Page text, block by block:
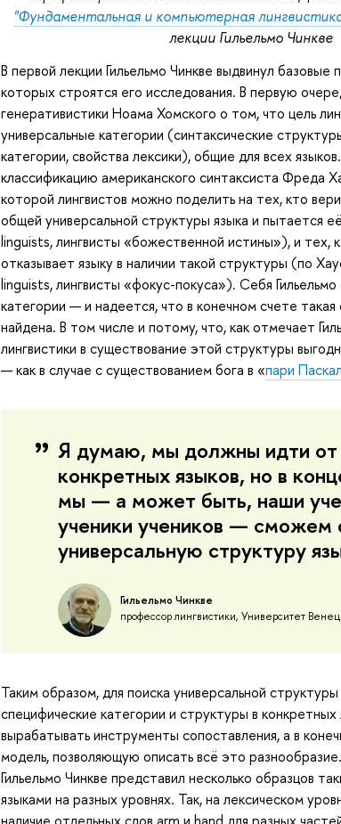
"Фундаментальная и компьютерная
лекции Гильельмо Чинкве
В первой лекции Гильельмо Чинкве выдвинул базовые
которых строятся его исследования. В первую
генеративистики Ноама Хомского о том, что цель
универсальные категории (синтаксические
категории, свойства лексики), общие для всех
классификацию американского синтаксиста Фреда
которой лингвистов можно поделить на тех, кто
общей универсальной структуры языка и пытается
linguists, лингвисты «божественной истины»), и тех,
отказывает языку в наличии такой структуры (по
linguists, лингвисты «фокус-покуса»). Себя
категории — и надеется, что в конечном счете
найдена. В том числе и потому, что, как отмечает
лингвистики в существование этой структуры
— как в случае с существованием бога в «пари
Я думаю, мы должны идти от
конкретных языков, но в
мы — а может быть, наши
ученики учеников — сможем
универсальную структуру
Гильельмо Чинкве
профессор лингвистики, Университет
Таким образом, для поиска универсальной
специфические категории и структуры в конкретных
вырабатывать инструменты сопоставления, а в
модель, позволяющую описать всё это
Гильельмо Чинкве представил несколько образцов
языками на разных уровнях. Так, на лексическом